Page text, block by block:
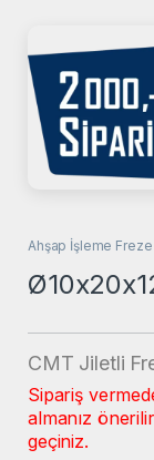
Ahşap İşleme Freze
CMT Jiletli
Sipariş
almanız
geçiniz.